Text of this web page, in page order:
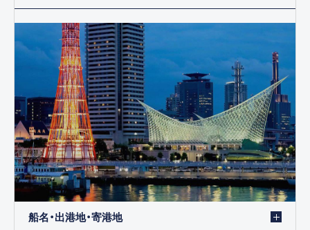
船名・出港地・寄港地